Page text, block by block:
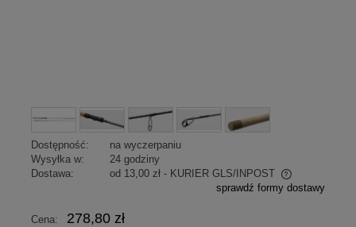
Dostępność:
na wyczerpaniu
Wysyłka w:
24 godziny
Dostawa:
od 13,00 zł - KURIER GLS/INPOST
Cena nie zawiera ewentualnych kosztów płatności
sprawdź formy dostawy
Cena: 278,80 zł